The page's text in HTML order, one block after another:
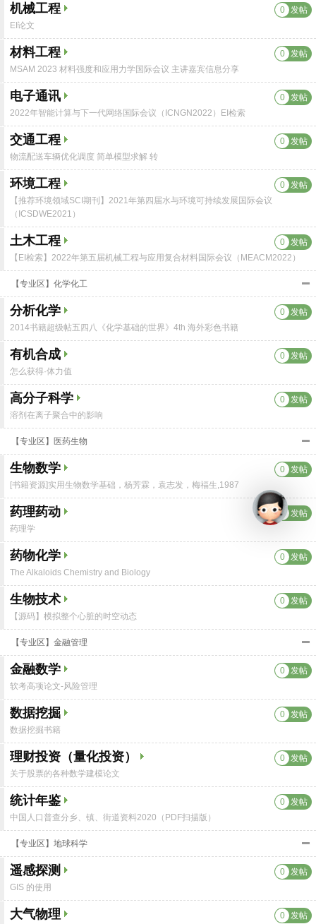
机械工程 发帖
0
EI论文
材料工程 发帖
0
MSAM 2023 材料强度和应用力学国际会议 主讲嘉宾信息分享
电子通讯 发帖
0
2022年智能计算与下一代网络国际会议（ICNGN2022）EI检索
交通工程 发帖
0
物流配送车辆优化调度 简单模型求解 转
环境工程 发帖
0
【推荐环境领域SCI期刊】2021年第四届水与环境可持续发展国际会议
（ICSDWE2021）
土木工程 发帖
0
【EI检索】2022年第五届机械工程与应用复合材料国际会议（MEACM2022）
【专业区】化学化工
分析化学 发帖
0
2014书籍超级帖五四八《化学基础的世界》4th 海外彩色书籍
有机合成 发帖
0
怎么获得·体力值
高分子科学 发帖
0
溶剂在离子聚合中的影响
【专业区】医药生物
生物数学 发帖
0
[书籍资源]实用生物数学基础，杨芳霖，袁志发，梅福生,1987
药理药动 发帖
0
药理学
药物化学 发帖
0
The Alkaloids Chemistry and Biology
生物技术 发帖
0
【源码】模拟整个心脏的时空动态
【专业区】金融管理
金融数学 发帖
0
软考高项论文-风险管理
数据挖掘 发帖
0
数据挖掘书籍
理财投资（量化投资） 发帖
0
关于股票的各种数学建模论文
统计年鉴 发帖
0
中国人口普查分乡、镇、街道资料2020（PDF扫描版）
【专业区】地球科学
遥感探测 发帖
0
GIS 的使用
大气物理 发帖
0